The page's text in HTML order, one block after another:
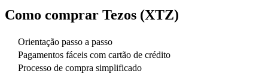
Como comprar Tezos (XTZ)
Orientação passo a passo
Pagamentos fáceis com cartão de crédito
Processo de compra simplificado